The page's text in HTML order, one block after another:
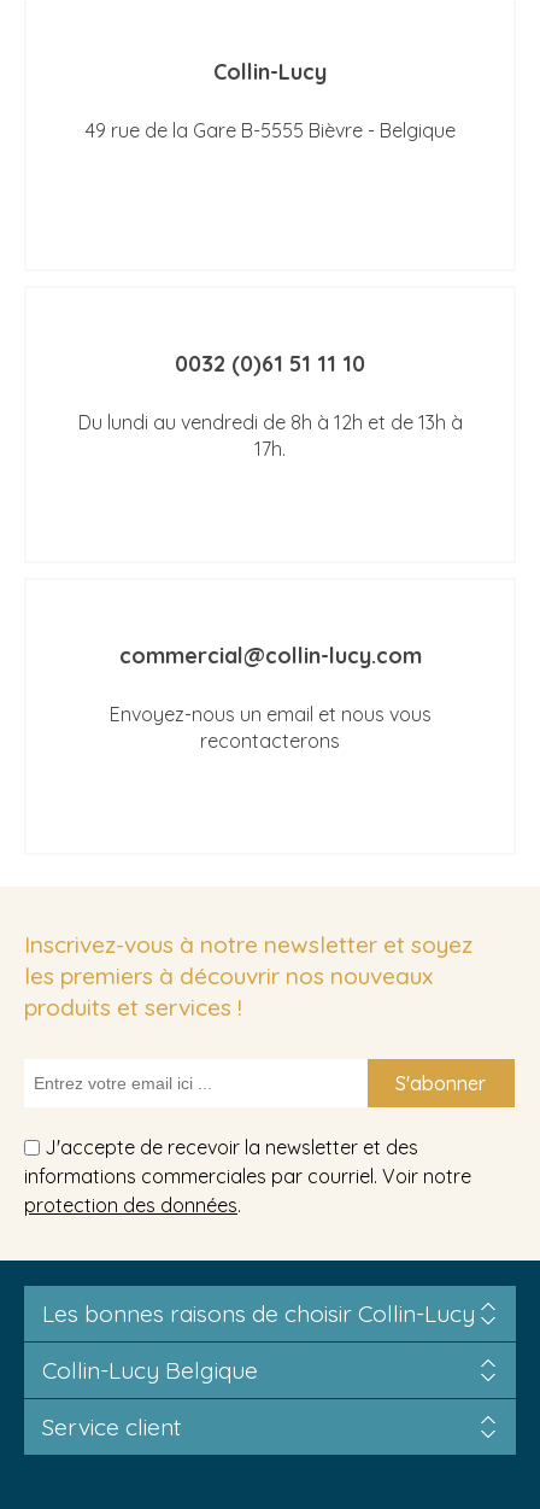
Collin-Lucy
49 rue de la Gare B-5555 Bièvre - Belgique
0032 (0)61 51 11 10
Du lundi au vendredi de 8h à 12h et de 13h à
17h.
commercial@collin-lucy.com
Envoyez-nous un email et nous vous
recontacterons
Inscrivez-vous à notre newsletter et soyez
les premiers à découvrir nos nouveaux
produits et services !
S'abonner
J'accepte de recevoir la newsletter et des
informations commerciales par courriel. Voir notre
protection des données.
Les bonnes raisons de choisir Collin-Lucy
Collin-Lucy Belgique
Service client